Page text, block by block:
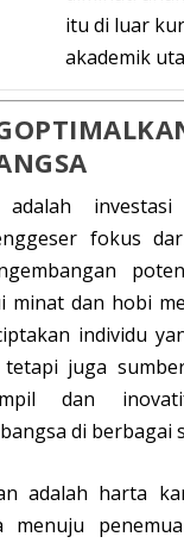
itu di luar
akademik
adalah
fokus
minat dan hobi
individu
juga
dan
di berbagai
adalah harta
menuju